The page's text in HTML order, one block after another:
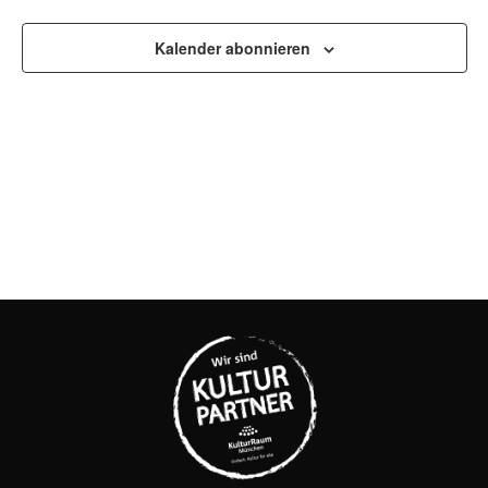
UND
Kalender abonnieren